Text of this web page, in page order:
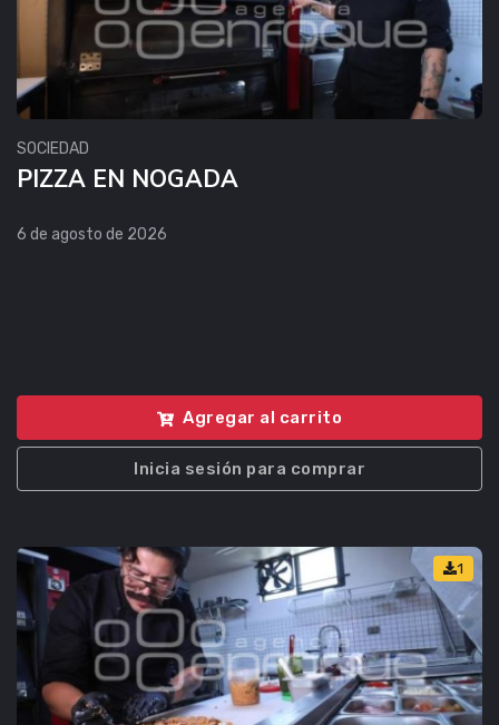
SOCIEDAD
PIZZA EN NOGADA
6 de agosto de 2026
Agregar al carrito
Inicia sesión para comprar
1